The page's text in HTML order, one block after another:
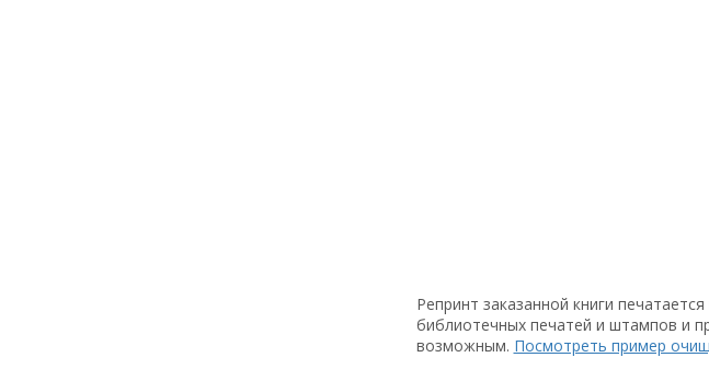
Репринт заказанной книги
библиотечных печатей и штампов и
возможным. Посмотреть пример